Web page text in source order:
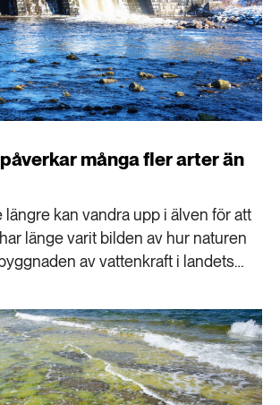
många fler arter än
längre kan vandra upp i älven för att
länge varit bilden av hur naturen
av vattenkraft i landets
Richard Johnson.